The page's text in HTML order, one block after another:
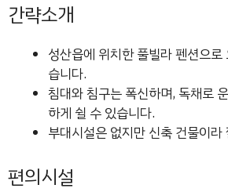
간략소개
성산읍에 위치한 풀빌라 펜션으
습니다.
침대와 침구는 폭신하며, 독채로
하게 쉴 수 있습니다.
부대시설은 없지만 신축 건물이라
편의시설